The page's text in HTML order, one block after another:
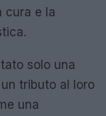
cura e la
solo una
tributo al loro
una